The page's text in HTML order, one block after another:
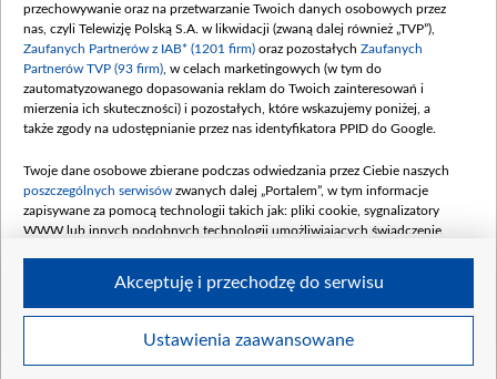
© 2026 Telewizja Polska S. A. w likwidacji
przechowywanie oraz na przetwarzanie Twoich danych osobowych przez
nas, czyli Telewizję Polską S.A. w likwidacji (zwaną dalej również „TVP”),
Zaufanych Partnerów z IAB* (1201 firm) oraz pozostałych Zaufanych
Partnerów TVP (93 firm) , w celach marketingowych (w tym do
zautomatyzowanego dopasowania reklam do Twoich zainteresowań i
mierzenia ich skuteczności) i pozostałych, które wskazujemy poniżej, a
także zgody na udostępnianie przez nas identyfikatora PPID do Google.
Twoje dane osobowe zbierane podczas odwiedzania przez Ciebie naszych
poszczególnych serwisów zwanych dalej „Portalem”, w tym informacje
zapisywane za pomocą technologii takich jak: pliki cookie, sygnalizatory
WWW lub innych podobnych technologii umożliwiających świadczenie
Twoje dane osobowe zbierane podczas odwiedzania przez Ciebie
Ustawienia zaawansowane
Akceptuję i przechodzę do serwisu